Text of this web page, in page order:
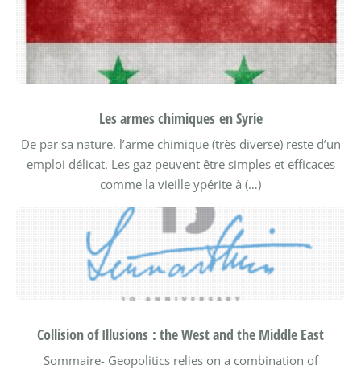
Les armes chimiques en Syrie
De par sa nature, l’arme chimique (très diverse) reste d’un
emploi délicat. Les gaz peuvent être simples et efficaces
comme la vieille ypérite à (…)
Collision of Illusions : the West and the Middle East
Sommaire- Geopolitics relies on a combination of